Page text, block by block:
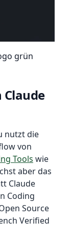
grün
nutzt die
von
Tools wie
aber das
Claude
Coding
Source
Verified